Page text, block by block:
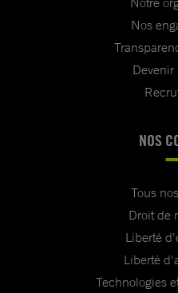
Nos
Devenir
NOS
Tous
Droit de
Liberté
Liberté
Technologies